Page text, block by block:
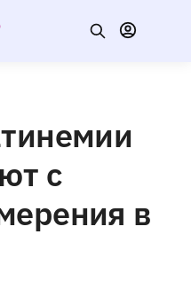
с
в